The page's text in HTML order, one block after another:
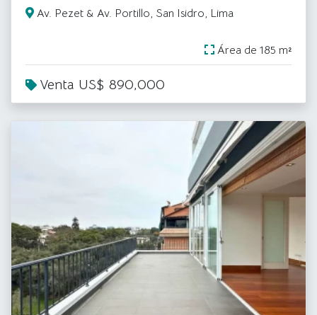
Av. Pezet & Av. Portillo, San Isidro, Lima
Área de 185 m²
Venta US$ 890,000